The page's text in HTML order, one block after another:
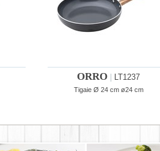
ORRO LT1237
Tigaie Ø 24 cm ø24 cm